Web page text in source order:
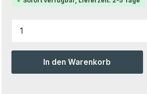
Produkt Anzahl: Gib den
In den Warenkorb